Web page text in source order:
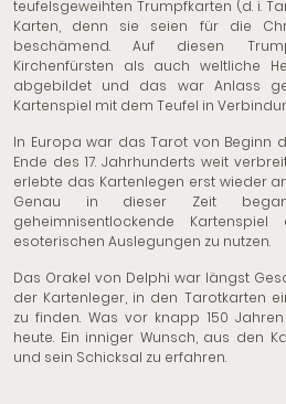
teufelsgeweihten Trumpfkarten (d. i.
Karten, denn sie seien für die
beschämend. Auf diesen
Kirchenfürsten als auch weltliche
abgebildet und das war Anlass
Kartenspiel mit dem Teufel in
In Europa war das Tarot von Beginn
Ende des 17. Jahrhunderts weit
erlebte das Kartenlegen erst wieder
Genau in dieser Zeit
geheimnisentlockende
esoterischen Auslegungen zu nutzen.
Das Orakel von Delphi war längst
der Kartenleger, in den Tarotkarten
zu finden. Was vor knapp 150
heute. Ein inniger Wunsch, aus den
und sein Schicksal zu erfahren.